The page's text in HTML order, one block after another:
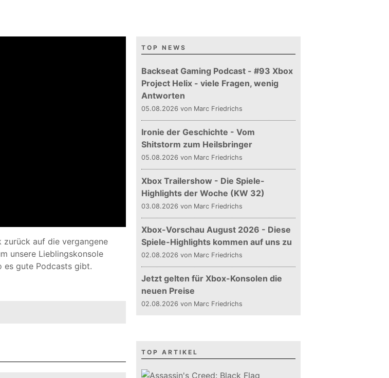
zurück auf die vergangene
unsere Lieblingskonsole
es gute Podcasts gibt.
TOP NEWS
Backseat Gaming Podcast - #93 Xbox
Project Helix - viele Fragen, wenig
Antworten
05.08.2026 von Marc Friedrichs
Ironie der Geschichte - Vom
Shitstorm zum Heilsbringer
05.08.2026 von Marc Friedrichs
Xbox Trailershow - Die Spiele-
Highlights der Woche (KW 32)
03.08.2026 von Marc Friedrichs
Xbox-Vorschau August 2026 - Diese
Spiele-Highlights kommen auf uns zu
02.08.2026 von Marc Friedrichs
Jetzt gelten für Xbox-Konsolen die
neuen Preise
02.08.2026 von Marc Friedrichs
TOP ARTIKEL